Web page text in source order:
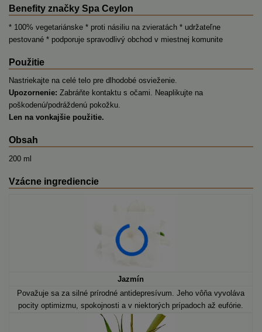
Benefity značky Spa Ceylon
* 100% vegetariánske * proti násiliu na zvieratách * udržateľne
pestované * podporuje spravodlivý obchod v miestnej komunite
Použitie
Nastriekajte na celé telo pre dlhodobé osvieženie.
Upozornenie: Zabráňte kontaktu s očami. Neaplikujte na
poškodenú/podráždenú pokožku.
Len na vonkajšie použitie.
Obsah
200 ml
Vzácne ingrediencie
Jazmín
Považuje sa za silné prírodné antidepresívum . Jeho vôňa vyvoláva
pocity optimizmu, spokojnosti a v niektorých prípadoch až eufórie.